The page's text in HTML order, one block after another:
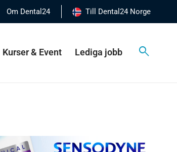
Om Dental24 Till Dental24 Norge
Kurser & Event Lediga jobb